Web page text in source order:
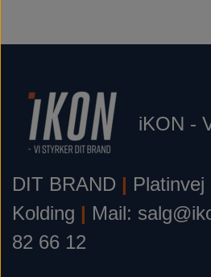
iKON -
DIT BRAND | Platinvej
Kolding | Mail:
82 66 12